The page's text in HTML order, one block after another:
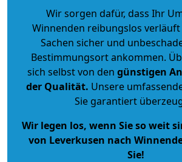
Wir sorgen dafür, dass Ihr
Winnenden reibungslos
Sachen sicher und
Bestimmungsort ankommen.
sich selbst von den günstigen
der Qualität. Unsere
Sie garantiert
Wir legen los, wenn Sie so weit
von Leverkusen nach
Sie!